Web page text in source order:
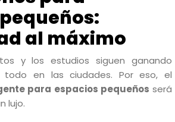
al máximo
y los estudios siguen ganando
todo en las ciudades. Por eso, el
para espacios pequeños será
lujo.